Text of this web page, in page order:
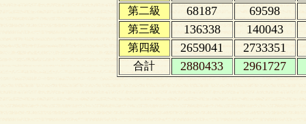
第二級 68187 69598
第三級 136338 140043
第四級 2659041 2733351
合計 2880433 2961727